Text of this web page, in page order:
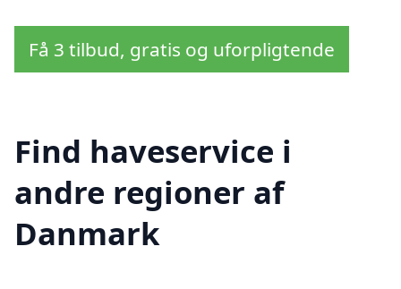
Få 3 tilbud, gratis og uforpligtende
Find haveservice i
andre regioner af
Danmark